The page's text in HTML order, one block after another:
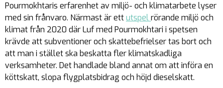
Pourmokhtaris erfarenhet av miljö- och klimatarbete lyser
med sin frånvaro. Närmast är ettutspelrörande miljö och
klimat från 2020 där Luf med Pourmokhtari i spetsen
krävde att subventioner och skattebefrielser tas bort och
att man i stället ska beskatta fler klimatskadliga
verksamheter. Det handlade bland annat om att införa en
köttskatt, slopa flygplatsbidrag och höjd dieselskatt.